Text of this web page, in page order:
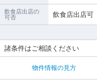
飲食店出店の
可否
飲食店出店可
諸条件はご相談ください
物件情報の見方